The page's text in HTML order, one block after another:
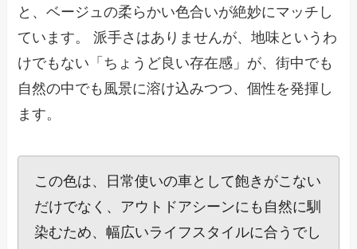
と、ベージュの柔らかい色合いが絶妙にマッチし
ています。 派手さはありませんが、地味というわ
けでもない「ちょうど良い存在感」が、街中でも
自然の中でも風景に溶け込みつつ、個性を発揮し
ます。
この色は、日常使いの車として飽きがこない
だけでなく、アウトドアシーンにも自然に馴
染むため、幅広いライフスタイルに合うでし